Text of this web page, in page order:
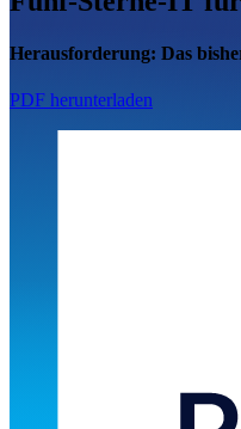
Herausforderung: Das
PDF herunterladen